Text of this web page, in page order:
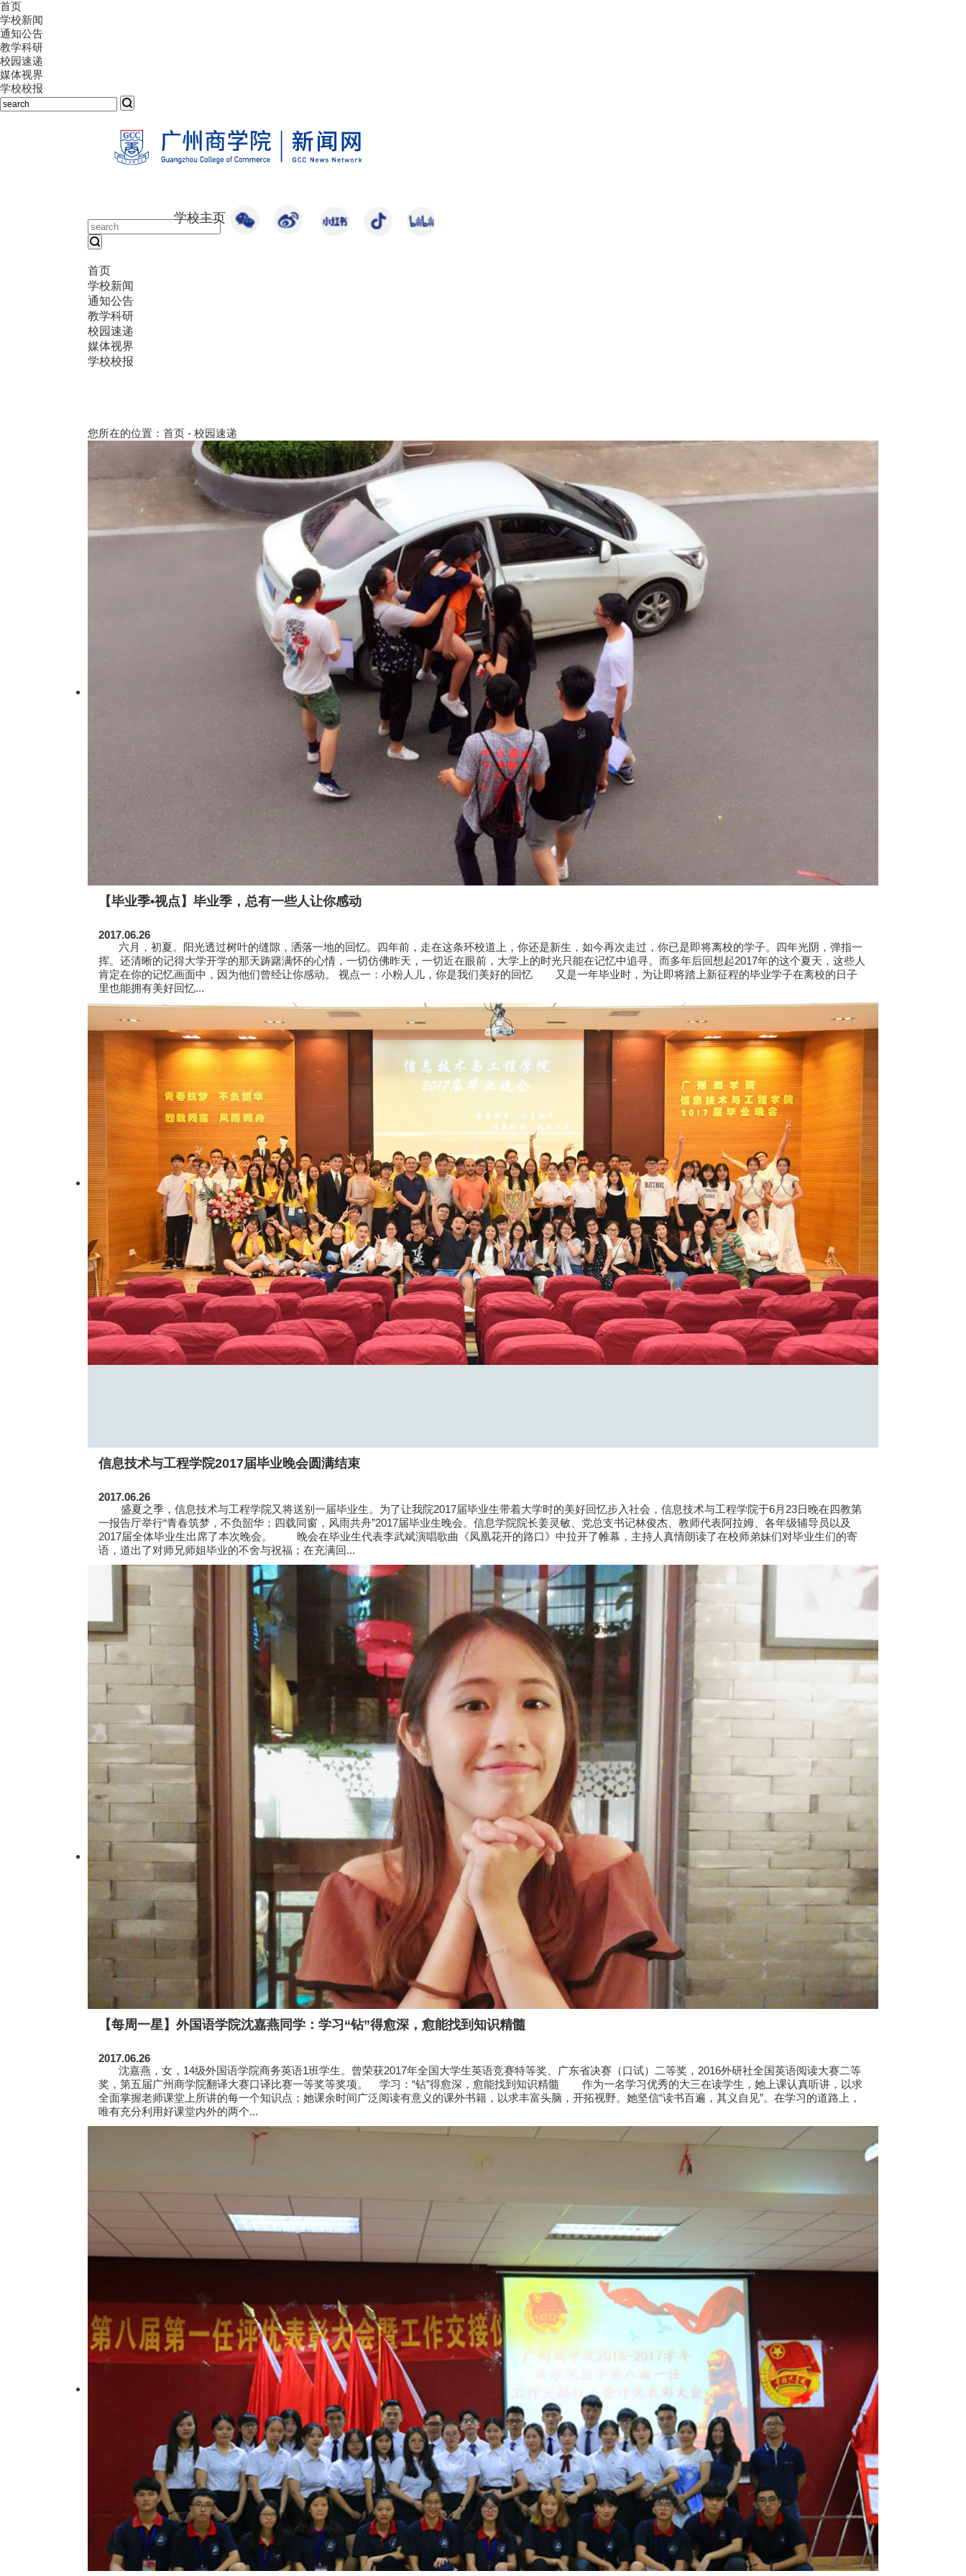
首页
学校新闻
通知公告
教学科研
校园速递
媒体视界
学校校报
学校主页
首页
学校新闻
通知公告
教学科研
校园速递
媒体视界
学校校报
您所在的位置： 首页 - 校园速递
【毕业季•视点】毕业季，总有一些人让你感动
2017.06.26
六月，初夏。阳光透过树叶的缝隙，洒落一地的回忆。四年前，走在这条环校道上，你还是新生，如今再次走过，你已是即将离校的学子。四年光阴，弹指一
挥。还清晰的记得大学开学的那天踌躇满怀的心情，一切仿佛昨天，一切近在眼前，大学上的时光只能在记忆中追寻。而多年后回想起2017年的这个夏天，这些人
肯定在你的记忆画面中，因为他们曾经让你感动。 视点一：小粉人儿，你是我们美好的回忆 又是一年毕业时，为让即将踏上新征程的毕业学子在离校的日子
里也能拥有美好回忆...
信息技术与工程学院2017届毕业晚会圆满结束
2017.06.26
盛夏之季，信息技术与工程学院又将送别一届毕业生。为了让我院2017届毕业生带着大学时的美好回忆步入社会，信息技术与工程学院于6月23日晚在四教第
一报告厅举行“青春筑梦，不负韶华；四载同窗，风雨共舟”2017届毕业生晚会。信息学院院长姜灵敏、党总支书记林俊杰、教师代表阿拉姆、各年级辅导员以及
2017届全体毕业生出席了本次晚会。 晚会在毕业生代表李武斌演唱歌曲《凤凰花开的路口》中拉开了帷幕，主持人真情朗读了在校师弟妹们对毕业生们的寄
语，道出了对师兄师姐毕业的不舍与祝福；在充满回...
【每周一星】外国语学院沈嘉燕同学：学习“钻”得愈深，愈能找到知识精髓
2017.06.26
沈嘉燕，女，14级外国语学院商务英语1班学生。曾荣获2017年全国大学生英语竞赛特等奖、广东省决赛（口试）二等奖，2016外研社全国英语阅读大赛二等
奖，第五届广州商学院翻译大赛口译比赛一等奖等奖项。 学习：“钻”得愈深，愈能找到知识精髓 作为一名学习优秀的大三在读学生，她上课认真听讲，以求
全面掌握老师课堂上所讲的每一个知识点；她课余时间广泛阅读有意义的课外书籍，以求丰富头脑，开拓视野。她坚信“读书百遍，其义自见”。在学习的道路上，
唯有充分利用好课堂内外的两个...